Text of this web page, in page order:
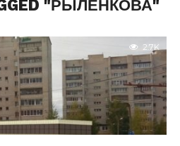
"РЫЛЕНКОВА"
2.7K